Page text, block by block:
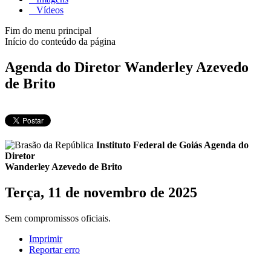
Vídeos
Fim do menu principal
Início do conteúdo da página
Agenda do Diretor Wanderley Azevedo
de Brito
Instituto Federal de GoiásAgenda do
Diretor
Wanderley Azevedo de Brito
Terça, 11 de novembro de 2025
Sem compromissos oficiais.
Imprimir
Reportar erro